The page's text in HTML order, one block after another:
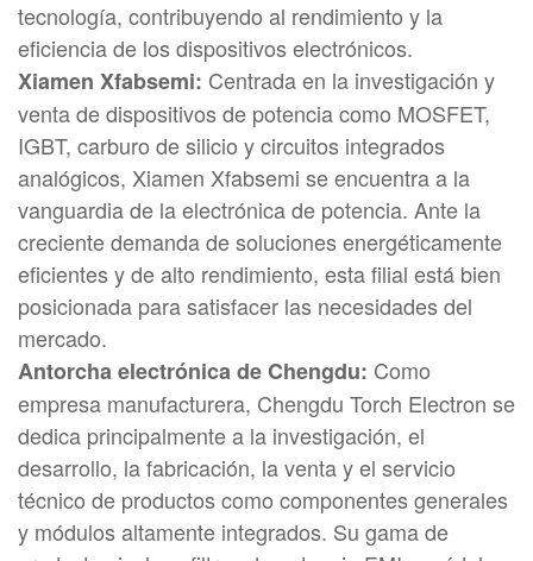
tecnología, contribuyendo al rendimiento y la
eficiencia de los dispositivos electrónicos.
Xiamen Xfabsemi: Centrada en la investigación y
venta de dispositivos de potencia como MOSFET,
IGBT, carburo de silicio y circuitos integrados
analógicos, Xiamen Xfabsemi se encuentra a la
vanguardia de la electrónica de potencia. Ante la
creciente demanda de soluciones energéticamente
eficientes y de alto rendimiento, esta filial está bien
posicionada para satisfacer las necesidades del
mercado.
Antorcha electrónica de Chengdu: Como
empresa manufacturera, Chengdu Torch Electron se
dedica principalmente a la investigación, el
desarrollo, la fabricación, la venta y el servicio
técnico de productos como componentes generales
y módulos altamente integrados. Su gama de